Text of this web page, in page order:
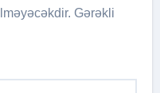
Gərəkli